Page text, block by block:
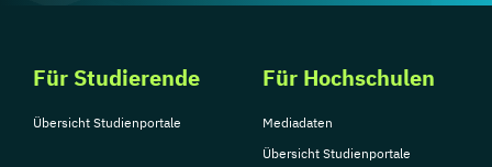
Für Studierende
Übersicht Studienportale
Für Hochschulen
Mediadaten
Übersicht Studienportale